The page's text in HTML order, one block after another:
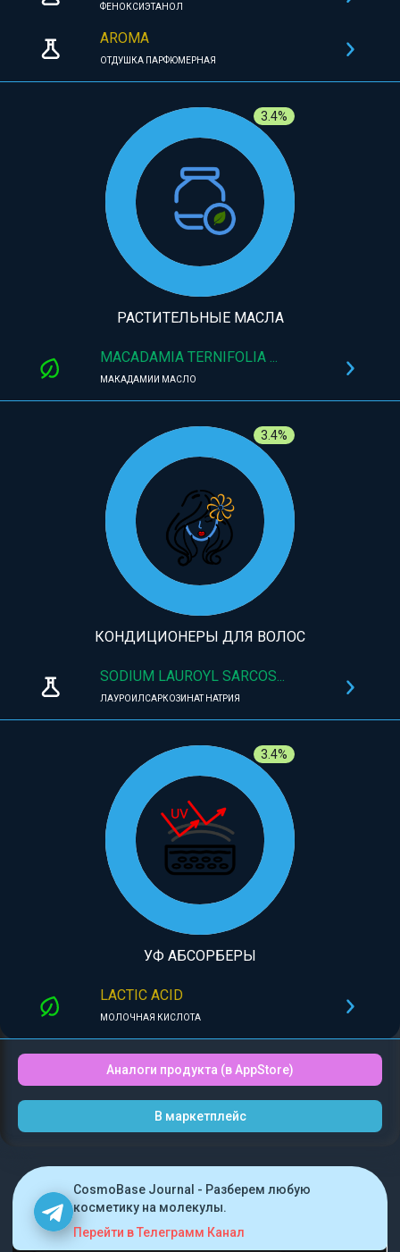
ФЕНОКСИЭТАНОЛ
AROMA
ОТДУШКА ПАРФЮМЕРНАЯ
3.4%
РАСТИТЕЛЬНЫЕ МАСЛА
MACADAMIA TERNIFOLIA ...
МАКАДАМИИ МАСЛО
3.4%
КОНДИЦИОНЕРЫ ДЛЯ ВОЛОС
SODIUM LAUROYL SARCOS...
ЛАУРОИЛСАРКОЗИНАТ НАТРИЯ
3.4%
УФ АБСОРБЕРЫ
LACTIC ACID
МОЛОЧНАЯ КИСЛОТА
Аналоги продукта (в AppStore)
В маркетплейс
CosmoBase Journal - Разберем любую
косметику на молекулы.
Перейти в Телеграмм Канал